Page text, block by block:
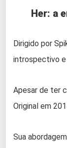
Her: a
Dirigido por
introspectivo
Apesar de ter
Original em
Sua